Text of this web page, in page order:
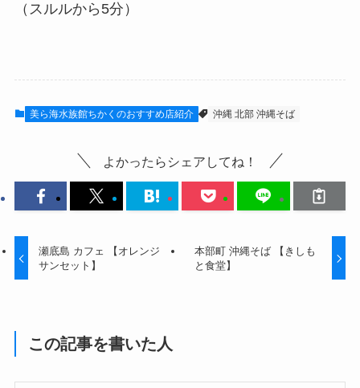
（スルルから5分）
美ら海水族館ちかくのおすすめ店紹介 沖縄 北部 沖縄そば
よかったらシェアしてね！
瀬底島 カフェ 【オレンジ
サンセット】
本部町 沖縄そば 【きしも
と食堂】
この記事を書いた人